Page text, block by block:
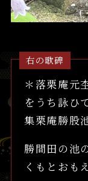
右の歌碑
＊落栗庵元
をうち詠ひ
集栗庵勝股
勝間田の池
くもとおも